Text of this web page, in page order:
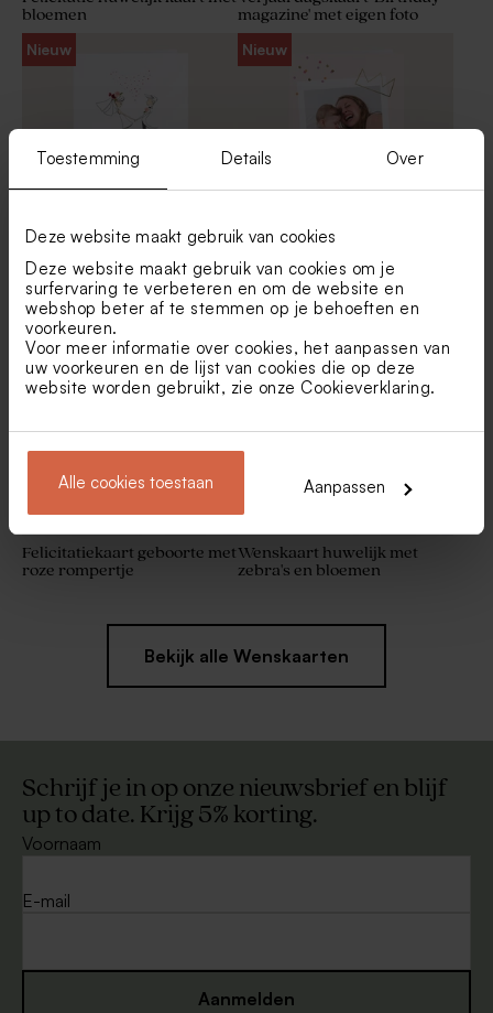
Toestemming Details Over
Deze website maakt gebruik van cookies
Deze website maakt gebruik van cookies om je
surfervaring te verbeteren en om de website en
webshop beter af te stemmen op je behoeften en
voorkeuren.
Voor meer informatie over cookies, het aanpassen van
uw voorkeuren en de lijst van cookies die op deze
website worden gebruikt, zie onze Cookieverklaring.
Alle cookies toestaan Aanpassen
bloemen
magazine' met eigen foto
Nieuw
Felicitatiekaart huwelijk met
dansend trouwpaar
Nieuw
Verjaardagskaart met
retrofoto en kroontje in
goudfolie
Felicitatiekaart geboorte met
roze rompertje
Wenskaart huwelijk met
zebra's en bloemen
Bekijk alle Wenskaarten
Schrijf je in op onze nieuwsbrief en blijf
up to date. Krijg 5% korting.
Voornaam
E-mail
Aanmelden